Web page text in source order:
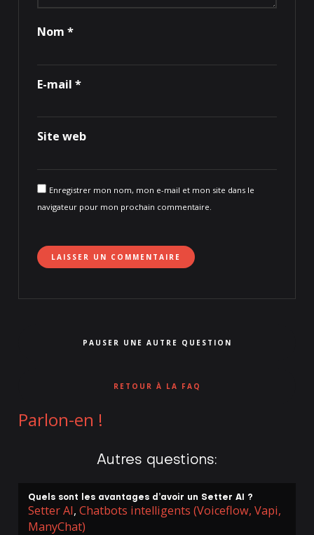
Nom*
E-mail*
Site web
Enregistrer mon nom, mon e-mail et mon site dans le
navigateur pour mon prochain commentaire.
PAUSER UNE AUTRE QUESTION
RETOUR À LA FAQ
Parlon-en !
Autres questions:
Quels sont les avantages d’avoir un Setter AI ?
Setter AI, Chatbots intelligents (Voiceflow, Vapi,
ManyChat)